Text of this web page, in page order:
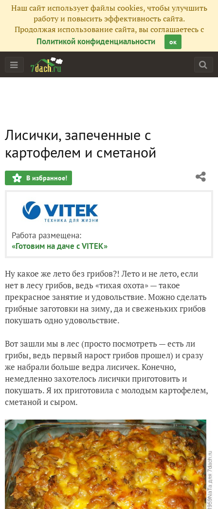
Наш сайт использует файлы cookies, чтобы улучшить
работу и повысить эффективность сайта.
Продолжая использование сайта, вы соглашаетесь с
Политикой конфиденциальности
ок
Лисички, запеченные с
картофелем и сметаной
В избранное!
Работа размещена:
«Готовим на даче с VITEK»
Ну какое же лето без грибов?! Лето и не лето, если
нет в лесу грибов, ведь «тихая охота» — такое
прекрасное занятие и удовольствие. Можно сделать
грибные заготовки на зиму, да и свеженьких грибов
покушать одно удовольствие.
Вот зашли мы в лес (просто посмотреть — есть ли
грибы, ведь первый нарост грибов прошел) и сразу
же набрали больше ведра лисичек. Конечно,
немедленно захотелось лисички приготовить и
покушать. Я их приготовила с молодым картофелем,
сметаной и сыром.